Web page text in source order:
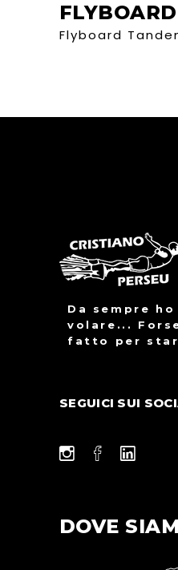
Flyboard
Da sempre
volare...
fatto per
SEGUICI SUI
DOVE